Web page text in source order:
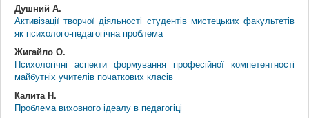
Душний А.
Активізації творчої діяльності студентів мистецьких факультетів
як психолого-педагогічна проблема
Жигайло О.
Психологічні аспекти формування професійної компетентності
майбутніх учителів початкових класів
Калита Н.
Проблема виховного ідеалу в педагогіці